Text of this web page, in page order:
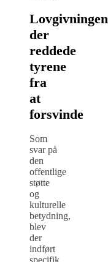
Lovgivningen
der
reddede
tyrene
fra
at
forsvinde
Som
svar på
den
offentlige
støtte
og
kulturelle
betydning,
blev
der
indført
specifik